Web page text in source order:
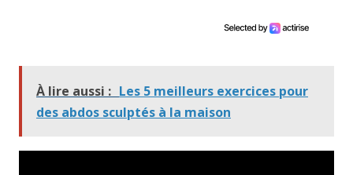
À lire aussi : Les 5 meilleurs exercices pour
des abdos sculptés à la maison